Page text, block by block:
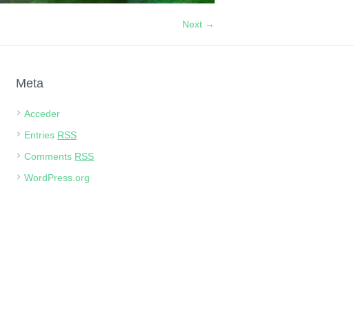
Next →
Meta
Acceder
Entries RSS
Comments RSS
WordPress.org